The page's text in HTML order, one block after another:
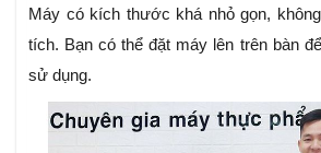
Máy có kích thước khá nhỏ gọn,
tích. Bạn có thể đặt máy lên trên bàn
sử dụng.